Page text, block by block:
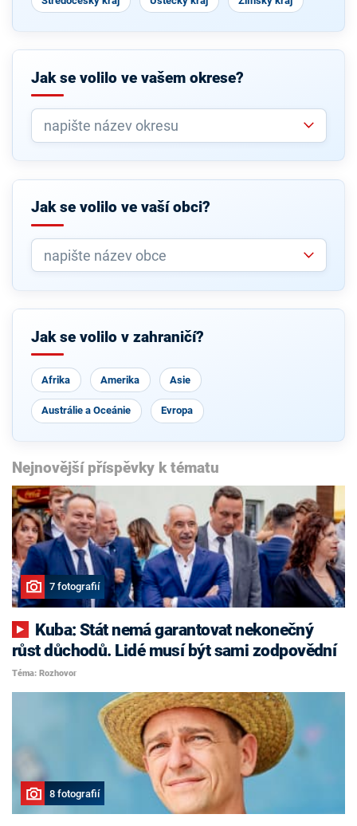
Jak se volilo ve vašem okrese?
Jak se volilo ve vaší obci?
Jak se volilo v zahraničí?
Afrika Amerika Asie
Austrálie a Oceánie Evropa
Nejnovější příspěvky k tématu
7 fotografií
růst důchodů. Lidé musí být sami zodpovědní
Téma: Rozhovor
8 fotografií